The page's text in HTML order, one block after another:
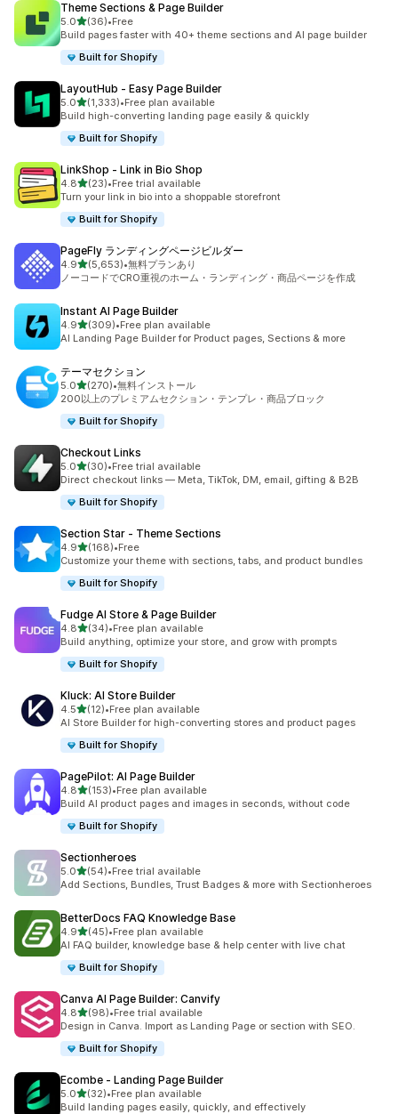
Theme Sections & Page Builder
5.05つ星中
(36)
合計レビュー数：36件
•Free
Build pages faster with 40+ theme sections and AI page builder
Built for Shopify
LayoutHub ‑ Easy Page Builder
5.05つ星中
(1,333)
合計レビュー数：1333件
•Free plan available
Build high-converting landing page easily & quickly
Built for Shopify
LinkShop ‑ Link in Bio Shop
4.85つ星中
(23)
合計レビュー数：23件
•Free trial available
Turn your link in bio into a shoppable storefront
Built for Shopify
PageFly ランディングページビルダー
4.95つ星中
(5,653)
合計レビュー数：5653件
•無料プランあり
ノーコードでCRO重視のホーム・ランディング・商品ページを作成
Instant AI Page Builder
4.95つ星中
(309)
合計レビュー数：309件
•Free plan available
AI Landing Page Builder for Product pages, Sections & more
テーマセクション
5.05つ星中
(270)
合計レビュー数：270件
•無料インストール
200以上のプレミアムセクション・テンプレ・商品ブロック
Built for Shopify
Checkout Links
5.05つ星中
(30)
合計レビュー数：30件
•Free trial available
Direct checkout links — Meta, TikTok, DM, email, gifting & B2B
Built for Shopify
Section Star ‑ Theme Sections
4.95つ星中
(168)
合計レビュー数：168件
•Free
Customize your theme with sections, tabs, and product bundles
Built for Shopify
Fudge AI Store & Page Builder
4.85つ星中
(34)
合計レビュー数：34件
•Free plan available
Build anything, optimize your store, and grow with prompts
Built for Shopify
Kluck: AI Store Builder
4.55つ星中
(12)
合計レビュー数：12件
•Free plan available
AI Store Builder for high-converting stores and product pages
Built for Shopify
PagePilot: AI Page Builder
4.85つ星中
(153)
合計レビュー数：153件
•Free plan available
Build AI product pages and images in seconds, without code
Built for Shopify
Sectionheroes
5.05つ星中
(54)
合計レビュー数：54件
•Free trial available
Add Sections, Bundles, Trust Badges & more with Sectionheroes
BetterDocs FAQ Knowledge Base
4.95つ星中
(45)
合計レビュー数：45件
•Free plan available
AI FAQ builder, knowledge base & help center with live chat
Built for Shopify
Canva AI Page Builder: Canvify
4.85つ星中
(98)
合計レビュー数：98件
•Free trial available
Design in Canva. Import as Landing Page or section with SEO.
Built for Shopify
Ecombe ‑ Landing Page Builder
5.05つ星中
(32)
合計レビュー数：32件
•Free plan available
Build landing pages easily, quickly, and effectively